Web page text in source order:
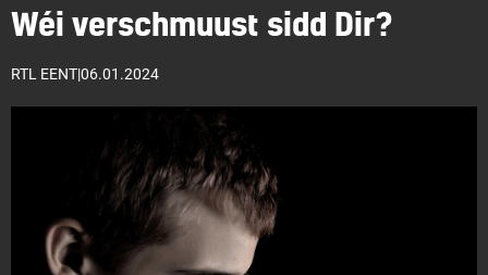
Wéi verschmuust sidd Dir?
RTL EENT|06.01.2024